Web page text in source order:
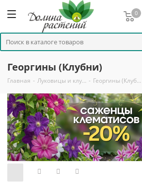
0
Георгины (Клубни)
Главная - Луковицы и клу… - Георгины (Клуб…